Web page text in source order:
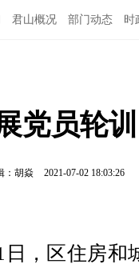
君山概况 部门动态 时
党员轮训
：胡焱 2021-07-02 18:03:26
日，区住房和